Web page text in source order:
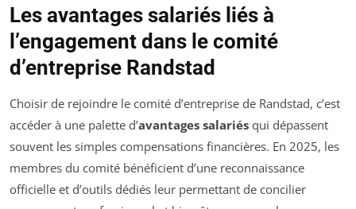
Les avantages salariés liés à
l’engagement dans le comité
d’entreprise Randstad
Choisir de rejoindre le comité d’entreprise de Randstad, c’est
accéder à une palette d’avantages salariés qui dépassent
souvent les simples compensations financières. En 2025, les
membres du comité bénéficient d’une reconnaissance
officielle et d’outils dédiés leur permettant de concilier